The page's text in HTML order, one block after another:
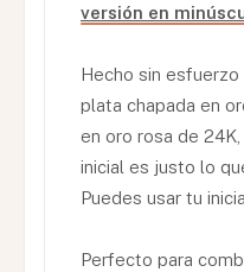
versión en
Hecho sin
plata chapada en
en oro rosa de
inicial es justo lo
Puedes usar tu
Perfecto para